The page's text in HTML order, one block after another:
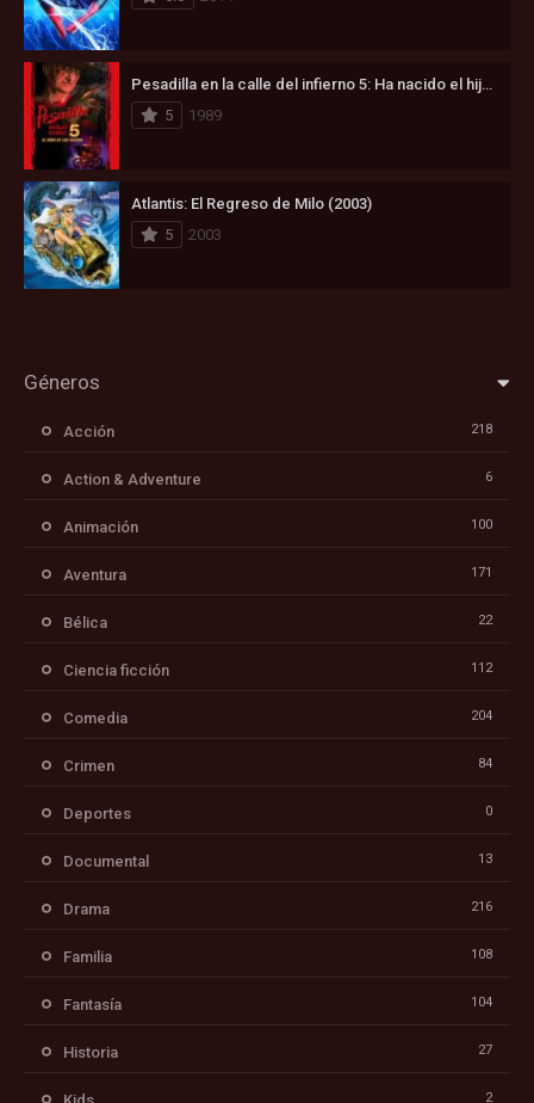
5
1989
Atlantis: El Regreso de Milo (2003)
5
2003
Géneros
Acción 218
Action & Adventure 6
Animación 100
Aventura 171
Bélica 22
Ciencia ficción 112
Comedia 204
Crimen 84
Deportes 0
Documental 13
Drama 216
Familia 108
Fantasía 104
Historia 27
2